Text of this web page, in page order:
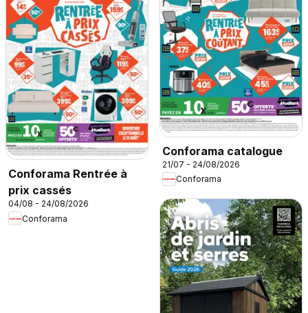
Conforama Rentrée à
prix cassés
04/08 - 24/08/2026
Conforama
Conforama catalogue
21/07 - 24/08/2026
Conforama